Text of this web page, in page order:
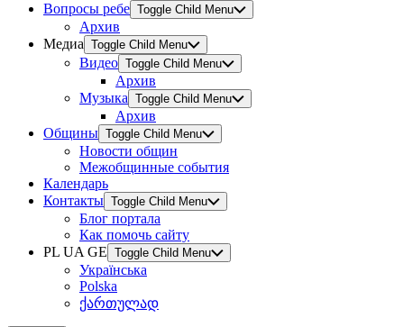
Вопросы ребе Toggle Child Menu
Архив
Медиа Toggle Child Menu
Видео Toggle Child Menu
Архив
Музыка Toggle Child Menu
Архив
Общины Toggle Child Menu
Новости общин
Межобщинные события
Календарь
Контакты Toggle Child Menu
Блог портала
Как помочь сайту
PL UA GE Toggle Child Menu
Українська
Polska
ქართულად